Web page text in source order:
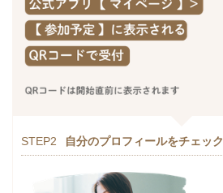
STEP2 自分のプロフィールをチェック